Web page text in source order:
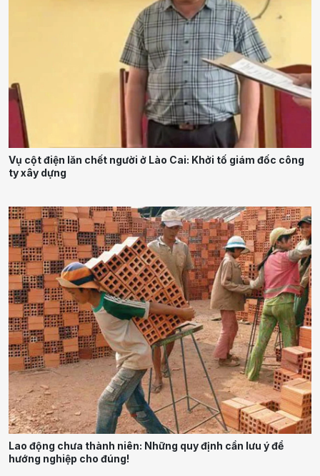
Vụ cột điện lăn chết người ở Lào Cai: Khởi tố giám đốc công
ty xây dựng
Lao động chưa thành niên: Những quy định cần lưu ý để
hướng nghiệp cho đúng!